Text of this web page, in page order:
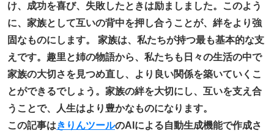
け、成功を喜び、失敗したときは励ましました。このよう
に、家族として互いの背中を押し合うことが、絆をより強
固なものにします。 家族は、私たちが持つ最も基本的な支
えです。趣里と姉の物語から、私たちも日々の生活の中で
家族の大切さを見つめ直し、より良い関係を築いていくこ
とができるでしょう。家族の絆を大切にし、互いを支え合
うことで、人生はより豊かなものになります。
この記事はきりんツールのAIによる自動生成機能で作成さ